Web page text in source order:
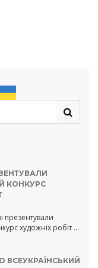
КОНКУРС
презентували
художніх робіт …
ВСЕУКРАЇНСЬКИЙ